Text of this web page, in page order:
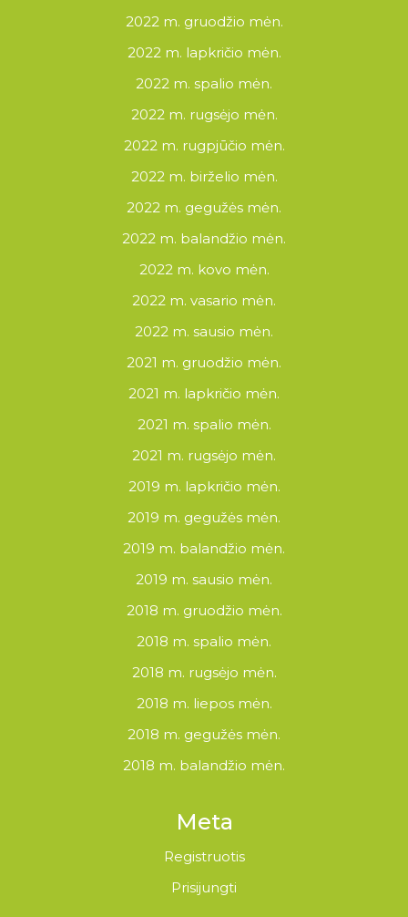
2022 m. gruodžio mėn.
2022 m. lapkričio mėn.
2022 m. spalio mėn.
2022 m. rugsėjo mėn.
2022 m. rugpjūčio mėn.
2022 m. birželio mėn.
2022 m. gegužės mėn.
2022 m. balandžio mėn.
2022 m. kovo mėn.
2022 m. vasario mėn.
2022 m. sausio mėn.
2021 m. gruodžio mėn.
2021 m. lapkričio mėn.
2021 m. spalio mėn.
2021 m. rugsėjo mėn.
2019 m. lapkričio mėn.
2019 m. gegužės mėn.
2019 m. balandžio mėn.
2019 m. sausio mėn.
2018 m. gruodžio mėn.
2018 m. spalio mėn.
2018 m. rugsėjo mėn.
2018 m. liepos mėn.
2018 m. gegužės mėn.
2018 m. balandžio mėn.
Meta
Registruotis
Prisijungti